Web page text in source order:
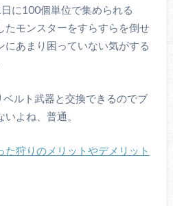
に100個単位で集められる
たモンスターをすらすらを倒せ
にあまり困っていない気がする
ルト武器と交換できるのでブ
よね、普通。
た狩りのメリットやデメリット